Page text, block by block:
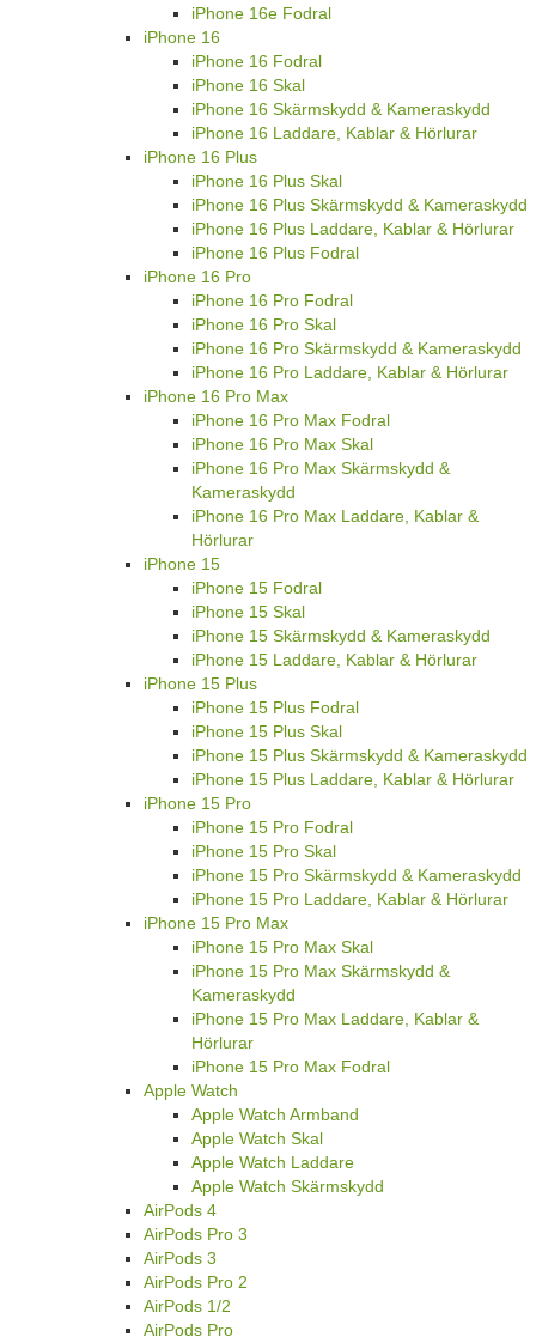
iPhone 16e Fodral
iPhone 16
iPhone 16 Fodral
iPhone 16 Skal
iPhone 16 Skärmskydd & Kameraskydd
iPhone 16 Laddare, Kablar & Hörlurar
iPhone 16 Plus
iPhone 16 Plus Skal
iPhone 16 Plus Skärmskydd & Kameraskydd
iPhone 16 Plus Laddare, Kablar & Hörlurar
iPhone 16 Plus Fodral
iPhone 16 Pro
iPhone 16 Pro Fodral
iPhone 16 Pro Skal
iPhone 16 Pro Skärmskydd & Kameraskydd
iPhone 16 Pro Laddare, Kablar & Hörlurar
iPhone 16 Pro Max
iPhone 16 Pro Max Fodral
iPhone 16 Pro Max Skal
iPhone 16 Pro Max Skärmskydd &
Kameraskydd
iPhone 16 Pro Max Laddare, Kablar &
Hörlurar
iPhone 15
iPhone 15 Fodral
iPhone 15 Skal
iPhone 15 Skärmskydd & Kameraskydd
iPhone 15 Laddare, Kablar & Hörlurar
iPhone 15 Plus
iPhone 15 Plus Fodral
iPhone 15 Plus Skal
iPhone 15 Plus Skärmskydd & Kameraskydd
iPhone 15 Plus Laddare, Kablar & Hörlurar
iPhone 15 Pro
iPhone 15 Pro Fodral
iPhone 15 Pro Skal
iPhone 15 Pro Skärmskydd & Kameraskydd
iPhone 15 Pro Laddare, Kablar & Hörlurar
iPhone 15 Pro Max
iPhone 15 Pro Max Skal
iPhone 15 Pro Max Skärmskydd &
Kameraskydd
iPhone 15 Pro Max Laddare, Kablar &
Hörlurar
iPhone 15 Pro Max Fodral
Apple Watch
Apple Watch Armband
Apple Watch Skal
Apple Watch Laddare
Apple Watch Skärmskydd
AirPods 4
AirPods Pro 3
AirPods 3
AirPods Pro 2
AirPods 1/2
AirPods Pro